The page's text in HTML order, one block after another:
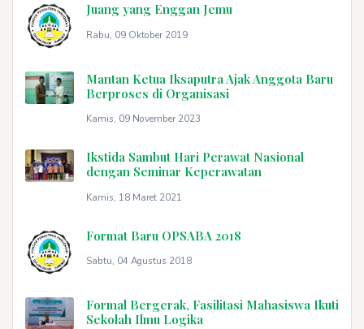
Juang yang Enggan Jemu
Rabu, 09 Oktober 2019
Mantan Ketua Iksaputra Ajak Anggota Baru
Berproses di Organisasi
Kamis, 09 November 2023
Ikstida Sambut Hari Perawat Nasional
dengan Seminar Keperawatan
Kamis, 18 Maret 2021
Format Baru OPSABA 2018
Sabtu, 04 Agustus 2018
Formal Bergerak, Fasilitasi Mahasiswa Ikuti
Sekolah Ilmu Logika